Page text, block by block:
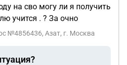
на сво могу ли я получить
учится . ? За очно
№4856436, Азат, г. Москва